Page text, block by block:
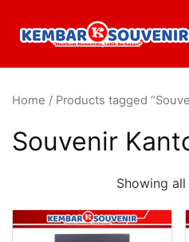
Home / Products tagged
Souvenir
Showing